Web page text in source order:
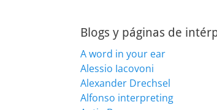
Blogs y páginas de
A word in your ear
Alessio Iacovoni
Alexander Drechsel
Alfonso interpreting